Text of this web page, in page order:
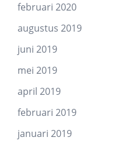
februari 2020
augustus 2019
juni 2019
mei 2019
april 2019
februari 2019
januari 2019